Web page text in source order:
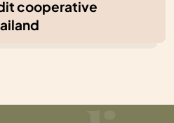
cooperative